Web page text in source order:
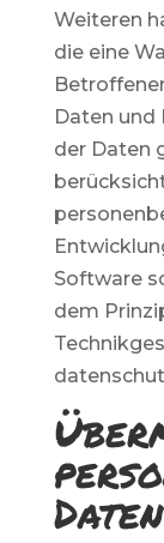
Weiteren
die eine
Daten und
der Daten
Software
dem
Daten